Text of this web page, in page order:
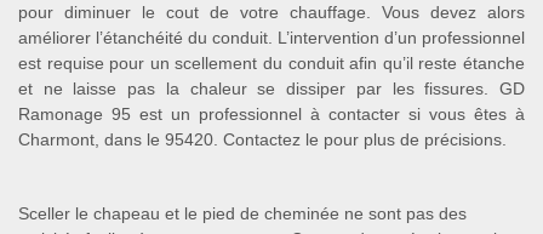
pour diminuer le cout de votre chauffage. Vous devez alors
améliorer l’étanchéité du conduit. L’intervention d’un professionnel
est requise pour un scellement du conduit afin qu’il reste étanche
et ne laisse pas la chaleur se dissiper par les fissures. GD
Ramonage 95 est un professionnel à contacter si vous êtes à
Charmont, dans le 95420. Contactez le pour plus de précisions.
Sceller le chapeau et le pied de cheminée ne sont pas des